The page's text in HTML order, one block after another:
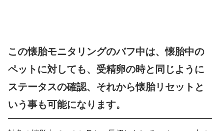
この懐胎モニタリングのバフ中は、懐胎中の
ペットに対しても、受精卵の時と同じように
ステータスの確認、それから懐胎リセットと
いう事も可能になります。